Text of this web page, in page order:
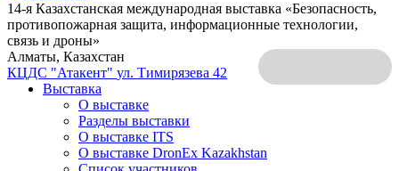
14-я Казахстанская международная выставка «Безопасность,
противопожарная защита, информационные технологии,
связь и дроны»
Алматы, Казахстан
КЦДС "Атакент" ул. Тимирязева 42
Выставка
О выставке
Разделы выставки
О выставке ITS
О выставке DronEx Kazakhstan